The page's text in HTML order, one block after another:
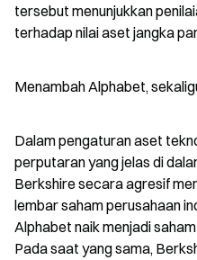
tersebut menunjukkan
terhadap nilai aset jangka
Menambah Alphabet,
Dalam pengaturan aset
perputaran yang jelas di
Berkshire secara agresif
lembar saham perusahaan
Alphabet naik menjadi
Pada saat yang sama,